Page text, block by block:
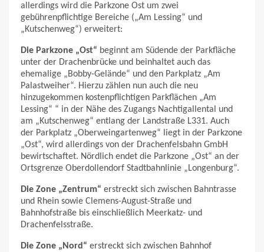
allerdings wird die Parkzone Ost um zwei
gebührenpflichtige Bereiche („Am Lessing“ und
„Kutschenweg“) erweitert:
Die Parkzone „Ost“ beginnt am Südende der Parkfläche
unter der Drachenbrücke und beinhaltet auch das
ehemalige „Bobby-Gelände“ und den Parkplatz „Am
Palastweiher“. Hierzu zählen nun auch die neu
hinzugekommen kostenpflichtigen Parkflächen „Am
Lessing“ “ in der Nähe des Zugangs Nachtigallental und
am „Kutschenweg“ entlang der Landstraße L331. Auch
der Parkplatz „Oberweingartenweg“ liegt in der Parkzone
„Ost“, wird allerdings von der Drachenfelsbahn GmbH
bewirtschaftet. Nördlich endet die Parkzone „Ost“ an der
Ortsgrenze Oberdollendorf Stadtbahnlinie „Longenburg“.
Die Zone „Zentrum“ erstreckt sich zwischen Bahntrasse
und Rhein sowie Clemens-August-Straße und
Bahnhofstraße bis einschließlich Meerkatz- und
Drachenfelsstraße.
Die Zone „Nord“ erstreckt sich zwischen Bahnhof